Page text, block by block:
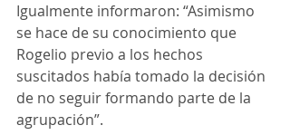
Igualmente informaron: “Asimismo
se hace de su conocimiento que
Rogelio previo a los hechos
suscitados había tomado la decisión
de no seguir formando parte de la
agrupación”.